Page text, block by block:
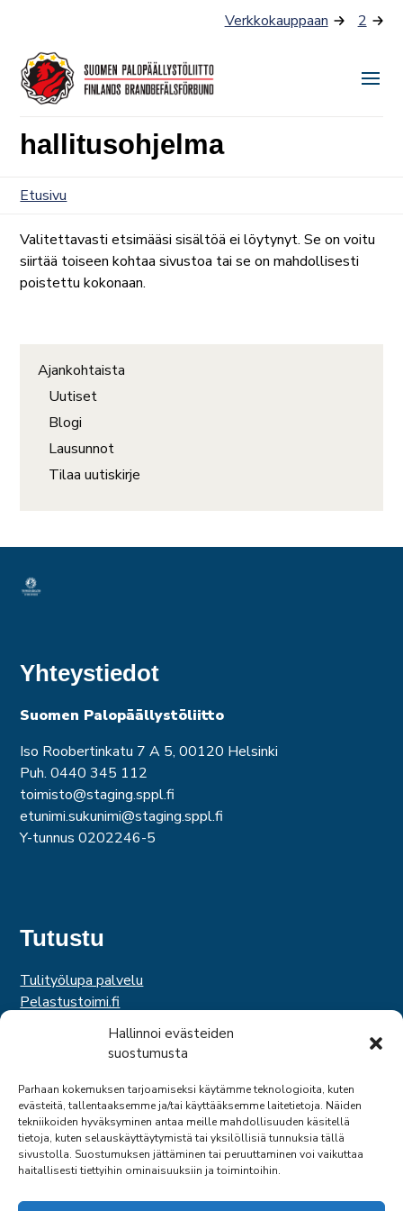
Hallinnoi evästeiden
suostumusta
Parhaan kokemuksen tarjoamiseksi käytämme teknologioita, kuten
evästeitä, tallentaaksemme ja/tai käyttääksemme laitetietoja. Näiden
tekniikoiden hyväksyminen antaa meille mahdollisuuden käsitellä
tietoja, kuten selauskäyttäytymistä tai yksilöllisiä tunnuksia tällä
sivustolla. Suostumuksen jättäminen tai peruuttaminen voi vaikuttaa
haitallisesti tiettyihin ominaisuuksiin ja toimintoihin.
Verkkokauppaan 2
hallitusohjelma
Etusivu
Valitettavasti etsimääsi sisältöä ei löytynyt. Se on voitu
siirtää toiseen kohtaa sivustoa tai se on mahdollisesti
poistettu kokonaan.
Ajankohtaista
Uutiset
Blogi
Lausunnot
Tilaa uutiskirje
Yhteystiedot
Suomen Palopäällystöliitto
Iso Roobertinkatu 7 A 5, 00120 Helsinki
Puh. 0440 345 112
toimisto@staging.sppl.fi
etunimi.sukunimi@staging.sppl.fi
Y-tunnus 0202246-5
Tutustu
Tulityölupa palvelu
Pelastustoimi.fi
Hätäkeskuslaitos
Palosuojelurahasto
Suomen Pelastusalan Keskusjärjestö
SPEK
Federation of EUropean Fire Officers